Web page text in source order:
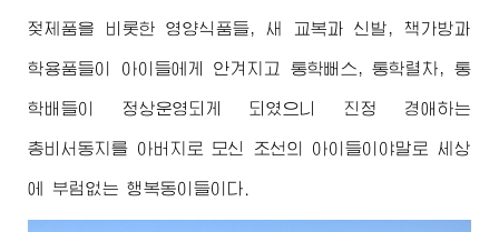
젖제품을 비롯한 영양식품들, 새 교복과 신발, 책가방과
학용품들이 아이들에게 안겨지고 통학뻐스, 통학렬차, 통
학배들이 정상운영되게 되였으니 진정 경애하는
총비서동지 를 아버지 로 모신 조선의 아이들이야말로 세상
에 부럼없는 행복동이들이다.